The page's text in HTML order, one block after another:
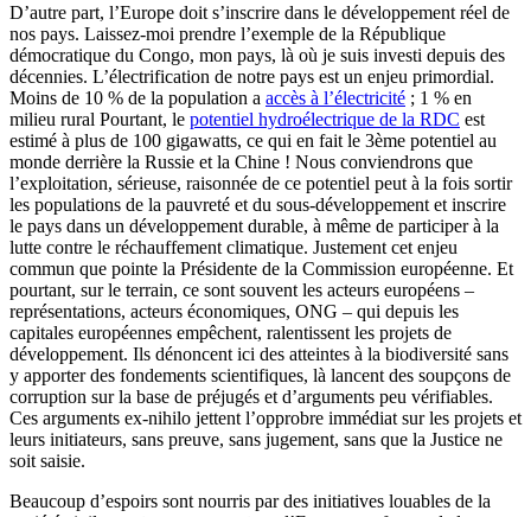
D’autre part, l’Europe doit s’inscrire dans le développement réel de
nos pays. Laissez-moi prendre l’exemple de la République
démocratique du Congo, mon pays, là où je suis investi depuis des
décennies. L’électrification de notre pays est un enjeu primordial.
Moins de 10 % de la population a accès à l’électricité ; 1 % en
milieu rural Pourtant, le potentiel hydroélectrique de la RDC est
estimé à plus de 100 gigawatts, ce qui en fait le 3ème potentiel au
monde derrière la Russie et la Chine ! Nous conviendrons que
l’exploitation, sérieuse, raisonnée de ce potentiel peut à la fois sortir
les populations de la pauvreté et du sous-développement et inscrire
le pays dans un développement durable, à même de participer à la
lutte contre le réchauffement climatique. Justement cet enjeu
commun que pointe la Présidente de la Commission européenne. Et
pourtant, sur le terrain, ce sont souvent les acteurs européens –
représentations, acteurs économiques, ONG – qui depuis les
capitales européennes empêchent, ralentissent les projets de
développement. Ils dénoncent ici des atteintes à la biodiversité sans
y apporter des fondements scientifiques, là lancent des soupçons de
corruption sur la base de préjugés et d’arguments peu vérifiables.
Ces arguments ex-nihilo jettent l’opprobre immédiat sur les projets et
leurs initiateurs, sans preuve, sans jugement, sans que la Justice ne
soit saisie.
Beaucoup d’espoirs sont nourris par des initiatives louables de la